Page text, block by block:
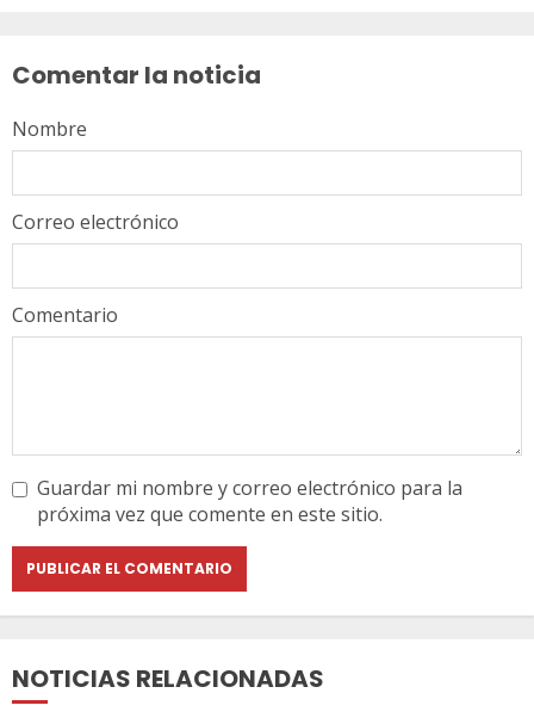
Comentar la noticia
Comentario
Nombre
Correo electrónico
Guardar mi nombre y correo electrónico para la
próxima vez que comente en este sitio.
NOTICIAS RELACIONADAS